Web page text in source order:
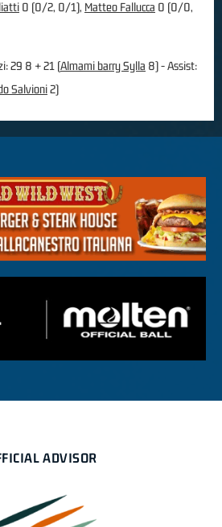
0 (0/2, 0/1), Matteo Fallucca 0 (0/0,
29 8 + 21 (Almami barry Sylla 8) - Assist:
Salvioni2)
ADVISOR